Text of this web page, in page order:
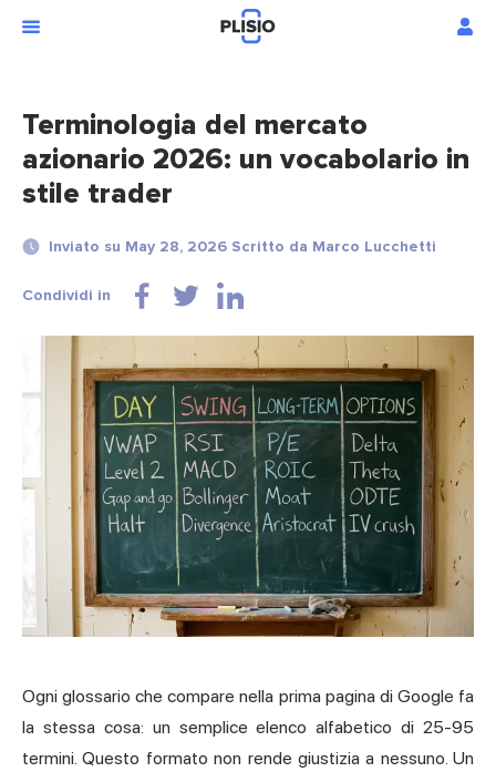
Terminologia del mercato
azionario 2026: un vocabolario in
stile trader
Inviato su May 28, 2026 Scritto da Marco Lucchetti
Condividi in
Ogni glossario che compare nella prima pagina di Google fa
la stessa cosa: un semplice elenco alfabetico di 25-95
termini. Questo formato non rende giustizia a nessuno. Un